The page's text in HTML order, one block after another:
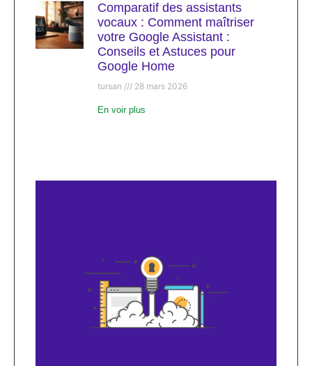
Comparatif des assistants
vocaux : Comment maîtriser
votre Google Assistant :
Conseils et Astuces pour
Google Home
tursan 28 mars 2026
En voir plus